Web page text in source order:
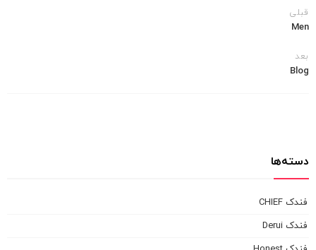
قبلی
Men
بعد
Blog
دسته‌ها
فندک CHIEF
فندک Derui